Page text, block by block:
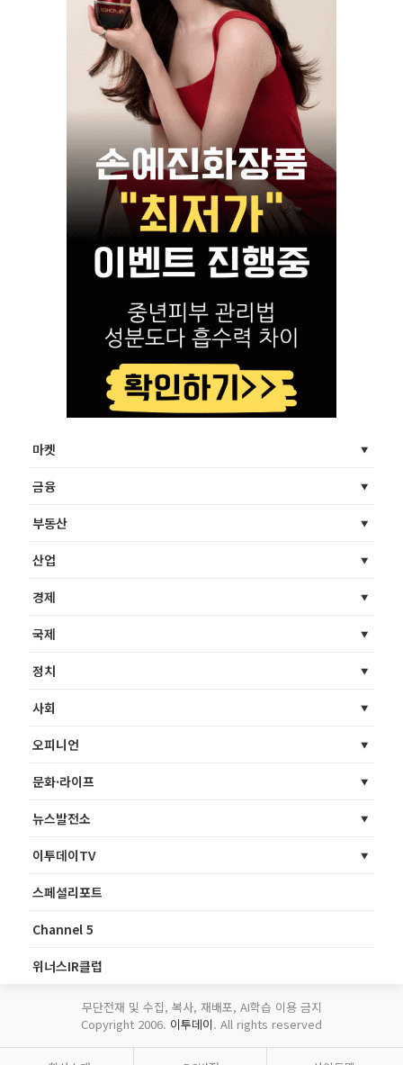
마켓
금융
부동산
산업
경제
국제
정치
사회
오피니언
문화·라이프
뉴스발전소
이투데이TV
스페셜리포트
Channel 5
위너스IR클럽
무단전재 및 수집, 복사, 재배포, AI학습 이용 금지
Copyright 2006. 이투데이. All rights reserved